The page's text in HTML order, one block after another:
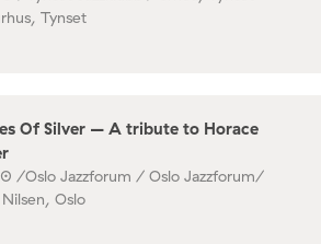
Tynset
Of Silver – A tribute to Horace
/Oslo Jazzforum / Oslo Jazzforum/
Oslo